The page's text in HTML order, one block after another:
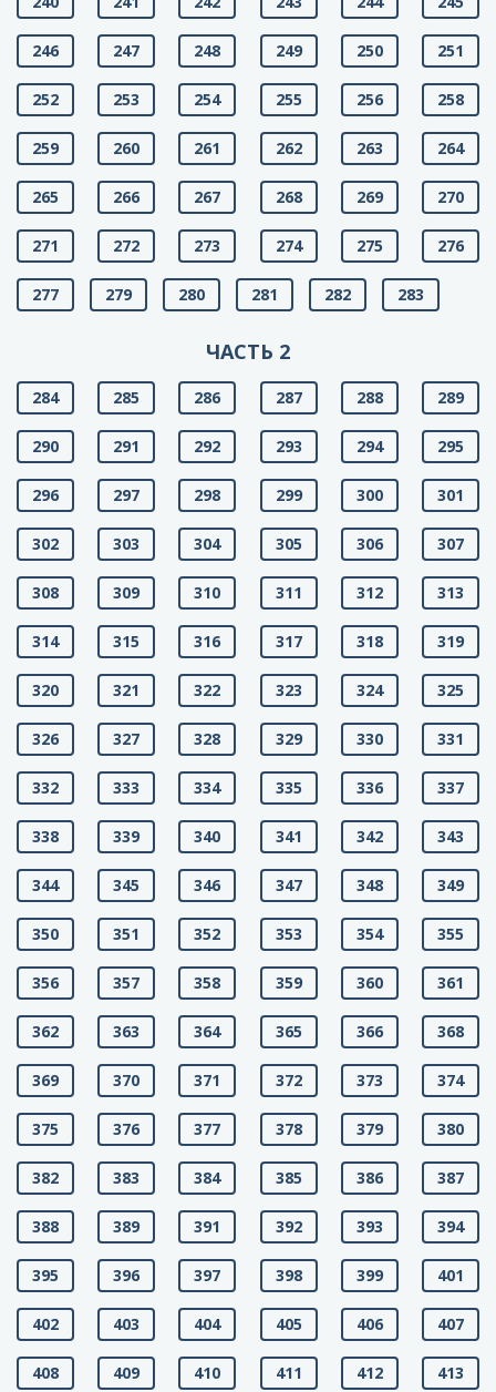
246 247 248 249 250 251
252 253 254 255 256 258
259 260 261 262 263 264
265 266 267 268 269 270
271 272 273 274 275 276
277 279 280 281 282 283
ЧАСТЬ 2
284 285 286 287 288 289
290 291 292 293 294 295
296 297 298 299 300 301
302 303 304 305 306 307
308 309 310 311 312 313
314 315 316 317 318 319
320 321 322 323 324 325
326 327 328 329 330 331
332 333 334 335 336 337
338 339 340 341 342 343
344 345 346 347 348 349
350 351 352 353 354 355
356 357 358 359 360 361
362 363 364 365 366 368
369 370 371 372 373 374
375 376 377 378 379 380
382 383 384 385 386 387
388 389 391 392 393 394
395 396 397 398 399 401
402 403 404 405 406 407
408 409 410 411 412 413